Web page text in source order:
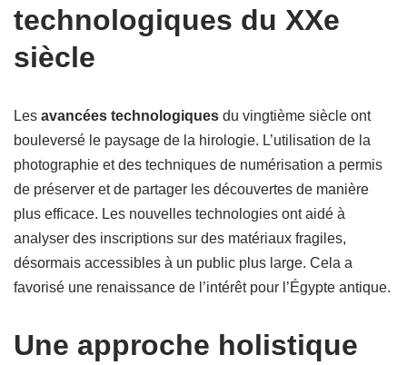
technologiques du XXe
siècle
Les avancées technologiques du vingtième siècle ont
bouleversé le paysage de la hirologie. L’utilisation de la
photographie et des techniques de numérisation a permis
de préserver et de partager les découvertes de manière
plus efficace. Les nouvelles technologies ont aidé à
analyser des inscriptions sur des matériaux fragiles,
désormais accessibles à un public plus large. Cela a
favorisé une renaissance de l’intérêt pour l’Égypte antique.
Une approche holistique